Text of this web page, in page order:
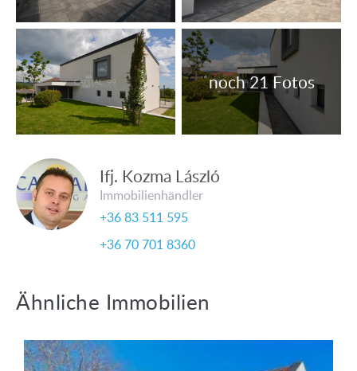
Ifj. Kozma László
Immobilienhändler
+36 83 511 595
+36 70 701 8360
Ähnliche Immobilien